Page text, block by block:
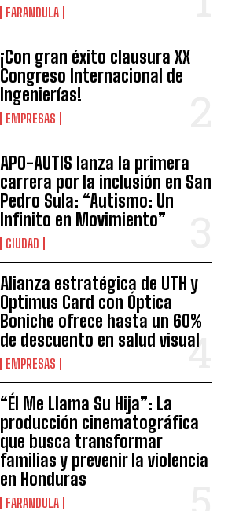
FARANDULA
¡Con gran éxito clausura XX
Congreso Internacional de
Ingenierías!
EMPRESAS
APO-AUTIS lanza la primera
carrera por la inclusión en San
Pedro Sula: “Autismo: Un
Infinito en Movimiento”
CIUDAD
Alianza estratégica de UTH y
Optimus Card con Óptica
Boniche ofrece hasta un 60%
de descuento en salud visual
EMPRESAS
“Él Me Llama Su Hija”: La
producción cinematográfica
que busca transformar
familias y prevenir la violencia
en Honduras
FARANDULA